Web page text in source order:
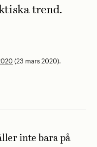
trend.
(23 mars 2020).
inte bara på